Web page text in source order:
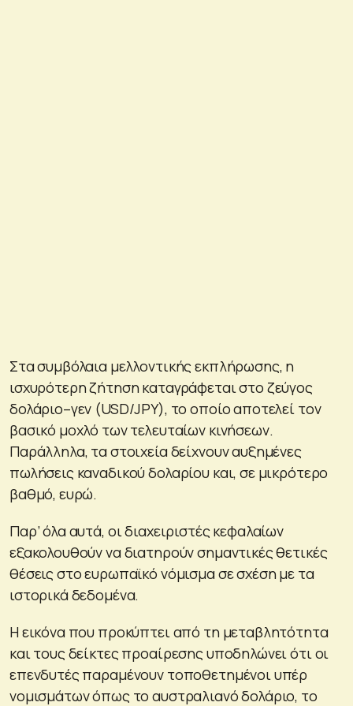
Στα συμβόλαια μελλοντικής εκπλήρωσης, η
ισχυρότερη ζήτηση καταγράφεται στο ζεύγος
δολάριο–γεν (USD/JPY), το οποίο αποτελεί τον
βασικό μοχλό των τελευταίων κινήσεων.
Παράλληλα, τα στοιχεία δείχνουν αυξημένες
πωλήσεις καναδικού δολαρίου και, σε μικρότερο
βαθμό, ευρώ.
Παρ’ όλα αυτά, οι διαχειριστές κεφαλαίων
εξακολουθούν να διατηρούν σημαντικές θετικές
θέσεις στο ευρωπαϊκό νόμισμα σε σχέση με τα
ιστορικά δεδομένα.
Η εικόνα που προκύπτει από τη μεταβλητότητα
και τους δείκτες προαίρεσης υποδηλώνει ότι οι
επενδυτές παραμένουν τοποθετημένοι υπέρ
νομισμάτων όπως το αυστραλιανό δολάριο, το